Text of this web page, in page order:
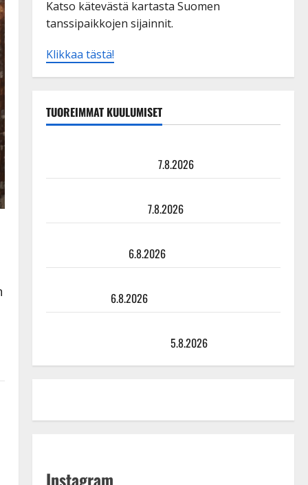
Katso kätevästä kartasta Suomen
tanssipaikkojen sijainnit.
Klikkaa tästä!
TUOREIMMAT KUULUMISET
7.8.2026
7.8.2026
6.8.2026
6.8.2026
5.8.2026
Instagram